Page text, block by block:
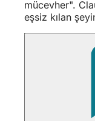
mücevher".
eşsiz kılan